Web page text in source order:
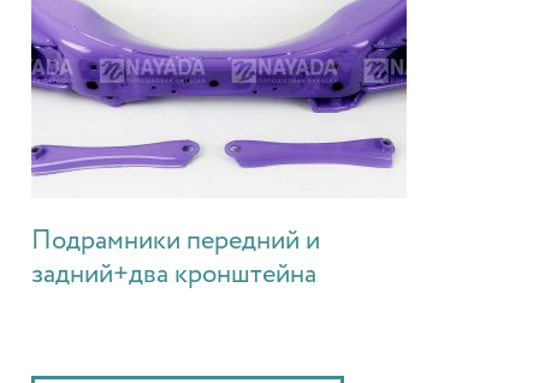
Подрамники передний и
задний+два кронштейна